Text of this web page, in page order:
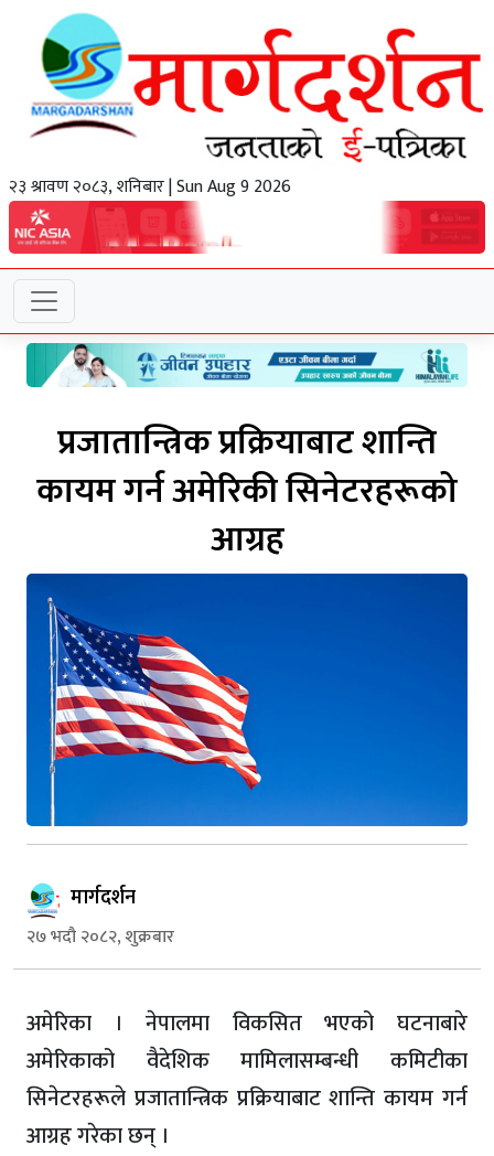
२३ श्रावण २०८३, शनिबार | Sun Aug 9 2026
प्रजातान्त्रिक प्रक्रियाबाट शान्ति
कायम गर्न अमेरिकी सिनेटरहरूको
आग्रह
मार्गदर्शन
२७ भदौ २०८२, शुक्रबार
अमेरिका । नेपालमा विकसित भएको घटनाबारे
अमेरिकाको वैदेशिक मामिलासम्बन्धी कमिटीका
सिनेटरहरूले प्रजातान्त्रिक प्रक्रियाबाट शान्ति कायम गर्न
आग्रह गरेका छन् ।